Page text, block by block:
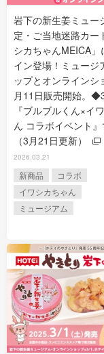
岩下の新生姜ミュー
定・ご当地迷路カー
シカちゃんMEICA」
イン登場！ミュージ
ップとオンラインシ
月11日販売開始。
『ブルブルくん×イ
ん コラボイベント
（3月21日更新）
2026.03.21
新商品
コラボ
イワシカちゃん
ミュージアム